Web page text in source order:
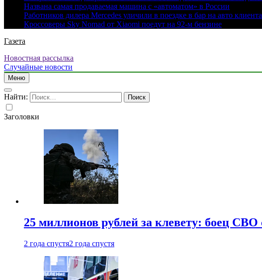
Названа самая продаваемая машина с «автоматом» в России
Работников дилера Mercedes уличили в поездке в бар на авто клиента
Кроссоверы Sky Nomad от Xiaomi поедут на 92-м бензине
Газета
Новостная рассылка
Случайные новости
Меню
Найти:
Заголовки
25 миллионов рублей за клевету: боец
2 года спустя2 года спустя